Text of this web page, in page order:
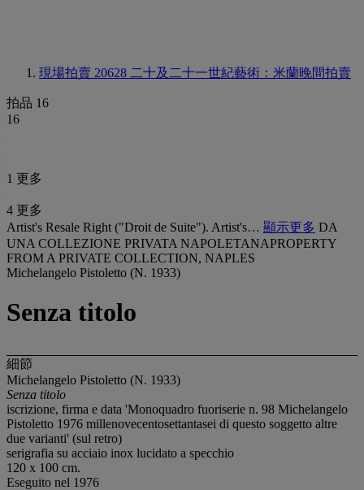
現場拍賣 20628 二十及二十一世紀藝術：米蘭晚間拍賣
拍品 16
16
1 更多
4 更多
Artist's Resale Right ("Droit de Suite"). Artist's… 顯示更多 DA
UNA COLLEZIONE PRIVATA NAPOLETANAPROPERTY
FROM A PRIVATE COLLECTION, NAPLES
Michelangelo Pistoletto (N. 1933)
Senza titolo
細節
Michelangelo Pistoletto (N. 1933)
Senza titolo
iscrizione, firma e data 'Monoquadro fuoriserie n. 98 Michelangelo
Pistoletto 1976 millenovecentosettantasei di questo soggetto altre
due varianti' (sul retro)
serigrafia su acciaio inox lucidato a specchio
120 x 100 cm.
Eseguito nel 1976